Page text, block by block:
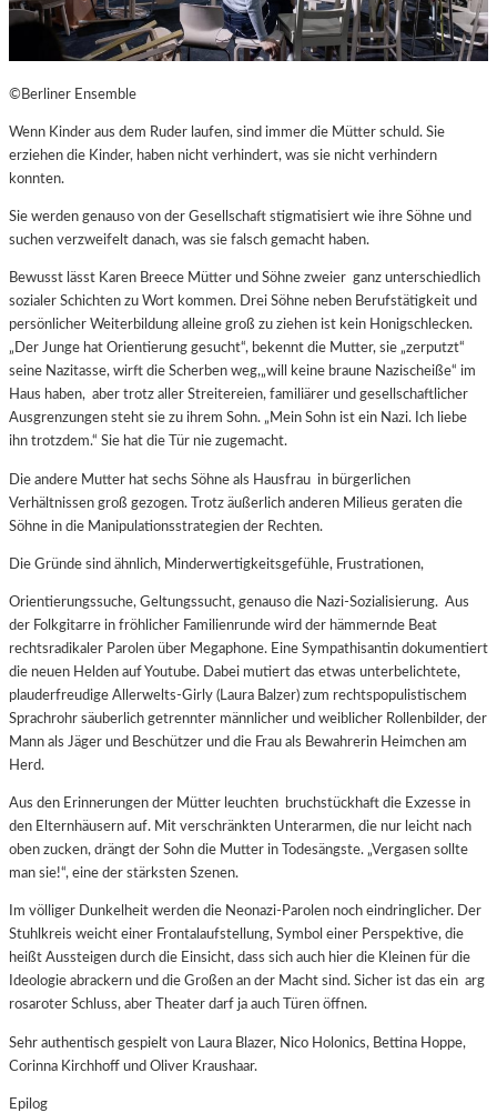
©Berliner Ensemble
Wenn Kinder aus dem Ruder laufen, sind immer die Mütter schuld. Sie
erziehen die Kinder, haben nicht verhindert, was sie nicht verhindern
konnten.
Sie werden genauso von der Gesellschaft stigmatisiert wie ihre Söhne und
suchen verzweifelt danach, was sie falsch gemacht haben.
Bewusst lässt Karen Breece Mütter und Söhne zweier ganz unterschiedlich
sozialer Schichten zu Wort kommen. Drei Söhne neben Berufstätigkeit und
persönlicher Weiterbildung alleine groß zu ziehen ist kein Honigschlecken.
„Der Junge hat Orientierung gesucht“, bekennt die Mutter, sie „zerputzt“
seine Nazitasse, wirft die Scherben weg,„will keine braune Nazischeiße“ im
Haus haben, aber trotz aller Streitereien, familiärer und gesellschaftlicher
Ausgrenzungen steht sie zu ihrem Sohn. „Mein Sohn ist ein Nazi. Ich liebe
ihn trotzdem.“ Sie hat die Tür nie zugemacht.
Die andere Mutter hat sechs Söhne als Hausfrau in bürgerlichen
Verhältnissen groß gezogen. Trotz äußerlich anderen Milieus geraten die
Söhne in die Manipulationsstrategien der Rechten.
Die Gründe sind ähnlich, Minderwertigkeitsgefühle, Frustrationen,
Orientierungssuche, Geltungssucht, genauso die Nazi-Sozialisierung. Aus
der Folkgitarre in fröhlicher Familienrunde wird der hämmernde Beat
rechtsradikaler Parolen über Megaphone. Eine Sympathisantin dokumentiert
die neuen Helden auf Youtube. Dabei mutiert das etwas unterbelichtete,
plauderfreudige Allerwelts-Girly (Laura Balzer) zum rechtspopulistischem
Sprachrohr säuberlich getrennter männlicher und weiblicher Rollenbilder, der
Mann als Jäger und Beschützer und die Frau als Bewahrerin Heimchen am
Herd.
Aus den Erinnerungen der Mütter leuchten bruchstückhaft die Exzesse in
den Elternhäusern auf. Mit verschränkten Unterarmen, die nur leicht nach
oben zucken, drängt der Sohn die Mutter in Todesängste. „Vergasen sollte
man sie!“, eine der stärksten Szenen.
Im völliger Dunkelheit werden die Neonazi-Parolen noch eindringlicher. Der
Stuhlkreis weicht einer Frontalaufstellung, Symbol einer Perspektive, die
heißt Aussteigen durch die Einsicht, dass sich auch hier die Kleinen für die
Ideologie abrackern und die Großen an der Macht sind. Sicher ist das ein arg
rosaroter Schluss, aber Theater darf ja auch Türen öffnen.
Sehr authentisch gespielt von Laura Blazer, Nico Holonics, Bettina Hoppe,
Corinna Kirchhoff und Oliver Kraushaar.
Epilog